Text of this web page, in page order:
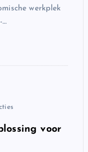
werkplek
…
voor